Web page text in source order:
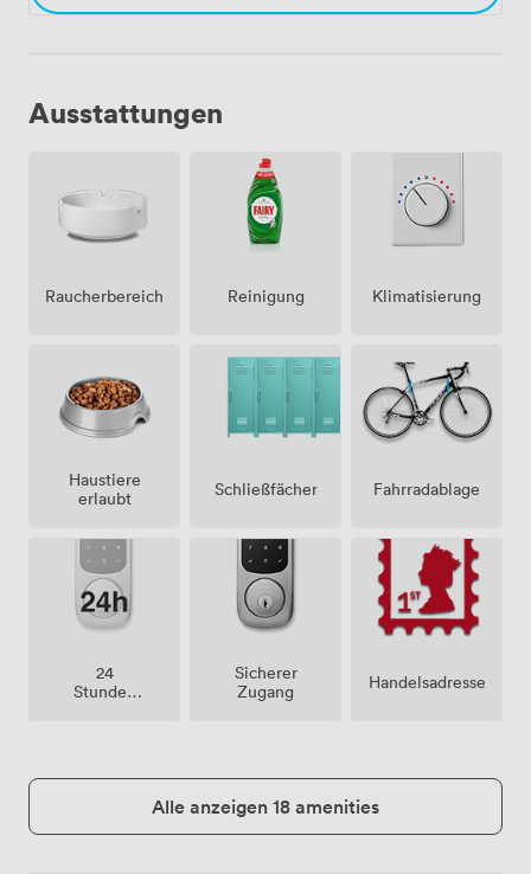
Ausstattungen
Raucherbereich Reinigung Klimatisierung
Haustiere
erlaubt
Schließfächer Fahrradablage
24
Stunden
Sicherer
Zugang
Handelsadresse
Alle anzeigen 18 amenities